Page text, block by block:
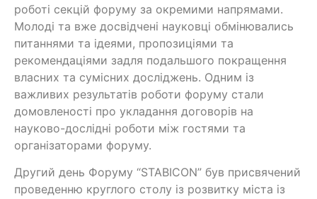
роботі секцій форуму за окремими напрямами.
Молоді та вже досвідчені науковці обмінювались
питаннями та ідеями, пропозиціями та
рекомендаціями задля подальшого покращення
власних та сумісних досліджень. Одним із
важливих результатів роботи форуму стали
домовленості про укладання договорів на
науково-дослідні роботи між гостями та
організаторами форуму.
Другий день Форуму “STABICON” був присвячений
проведенню круглого столу із розвитку міста із